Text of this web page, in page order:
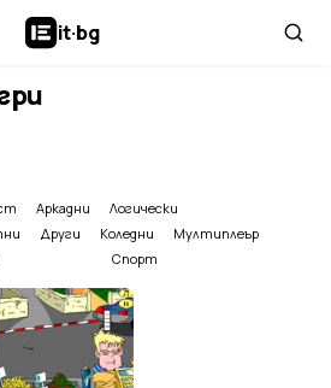
it·bg
Аркадни
Логически
Други Коледни
Мултиплеър
Спорт